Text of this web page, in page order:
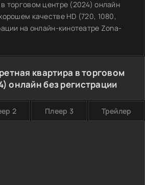
торговом центре (2024) онлайн
качестве HD (720, 1080,
на онлайн-кинотеатре Zona-
квартира в торговом
онлайн без регистрации
2 Плеер 3 Трейлер